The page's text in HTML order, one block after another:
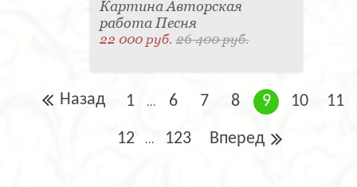
Картина Авторская
работа Песня
22 000 руб.26 400 руб.
Назад 1 ... 6 7 8 9 10 11
12 ... 123 Вперед